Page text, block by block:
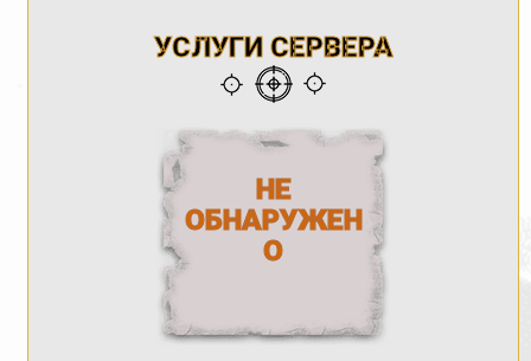
УСЛУГИ СЕРВЕРА
НЕ
ОБНАРУЖЕН
О